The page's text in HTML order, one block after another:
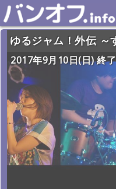
ゆるジャム！外伝 ～
2017年9月10日(日) 終了